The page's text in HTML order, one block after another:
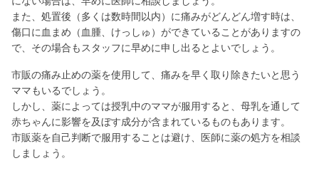
また、処置後（多くは数時間以内）に痛みがどんどん増す時は、
傷口に血まめ（血腫、けっしゅ）ができていることがありますの
で、その場合もスタッフに早めに申し出るとよいでしょう。
市販の痛み止めの薬を使用して、痛みを早く取り除きたいと思う
ママもいるでしょう。
しかし、薬によっては授乳中のママが服用すると、母乳を通して
赤ちゃんに影響を及ぼす成分が含まれているものもあります。
市販薬を自己判断で服用することは避け、医師に薬の処方を相談
しましょう。